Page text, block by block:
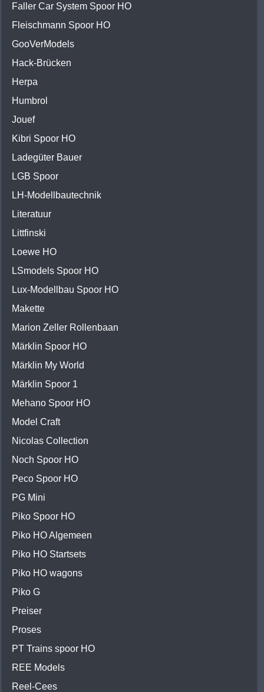
Faller Car System Spoor HO
Fleischmann Spoor HO
GooVerModels
Hack-Brücken
Herpa
Humbrol
Jouef
Kibri Spoor HO
Ladegüter Bauer
LGB Spoor
LH-Modellbautechnik
Literatuur
Littfinski
Loewe HO
LSmodels Spoor HO
Lux-Modellbau Spoor HO
Makette
Marion Zeller Rollenbaan
Märklin Spoor HO
Märklin My World
Märklin Spoor 1
Mehano Spoor HO
Model Craft
Nicolas Collection
Noch Spoor HO
Peco Spoor HO
PG Mini
Piko Spoor HO
Piko HO Algemeen
Piko HO Startsets
Piko HO wagons
Piko G
Preiser
Proses
PT Trains spoor HO
REE Models
Reel-Cees